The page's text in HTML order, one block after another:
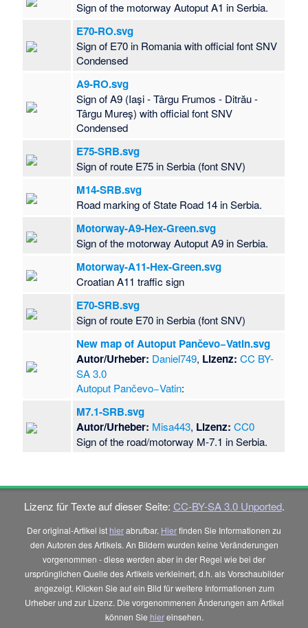
Sign of the motorway Autoput A1 in Serbia.
E70-RO.svg
Sign of E70 in Romania with official font SNV
Condensed
A9-RO.svg
Sign of A9 (Iaşi - Târgu Frumos - Ditrău -
Târgu Mureş) with official font SNV
Condensed
E75-SRB.svg
Sign of route E75 in Serbia (font SNV)
M14-SRB.svg
Road marking of State Road 14 in Serbia.
Motorway-A9-Hex-Green.svg
Sign of the motorway Autoput A9 in Serbia.
Motorway-A11-Hex-Green.svg
Croatian A11 traffic sign
E70-SRB.svg
Sign of route E70 in Serbia (font SNV)
New map of Autoput Pančevo−Vatin.svg
Autor/Urheber: Daniel749, Lizenz: CC BY-
SA 3.0
Autoput Pančevo−Vatin:
M7.1-SRB.svg
Autor/Urheber: Misa443, Lizenz: CC0
Sign of the road/motorway M-7.1 in Serbia.
Lizenz für Texte auf dieser Seite: CC-BY-SA 3.0 Unported.
Der original-Artikel ist hierabrufbar. Hierfinden Sie Informationen zu
den Autoren des Artikels. An Bildern wurden keine Veränderungen
vorgenommen - diese werden aber in der Regel wie bei der
ursprünglichen Quelle des Artikels verkleinert, d.h. als Vorschaubilder
angezeigt. Klicken Sie auf ein Bild für weitere Informationen zum
Urheber und zur Lizenz. Die vorgenommenen Änderungen am Artikel
können Sie hiereinsehen.